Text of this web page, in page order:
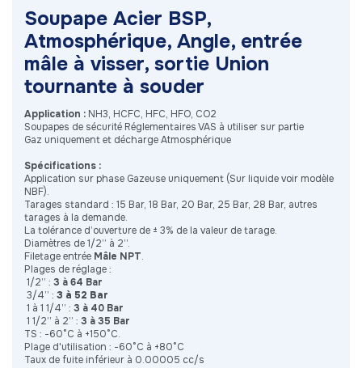
Soupape Acier BSP,
Atmosphérique, Angle, entrée
mâle à visser, sortie Union
tournante à souder
Application : NH3, HCFC, HFC, HFO, CO2
Soupapes de sécurité Réglementaires VAS à utiliser sur partie
Gaz uniquement et décharge Atmosphérique
Spécifications :
Application sur phase Gazeuse uniquement (Sur liquide voir modèle
NBF).
Tarages standard : 15 Bar, 18 Bar, 20 Bar, 25 Bar, 28 Bar, autres
tarages à la demande.
La tolérance d’ouverture de ± 3% de la valeur de tarage.
Diamètres de 1/2” à 2”.
Filetage entrée Mâle NPT.
Plages de réglage :
​1/2” : 3 à 64 Bar
3/4” : 3 à 52 Bar
​1 à 1 1/4” : 3 à 40 Bar
​1 1/2” à 2” : 3 à 35 Bar
TS : -60°C à +150°C.
Plage d'utilisation : -60°C à +80°C
Taux de fuite inférieur à 0.00005 cc/s